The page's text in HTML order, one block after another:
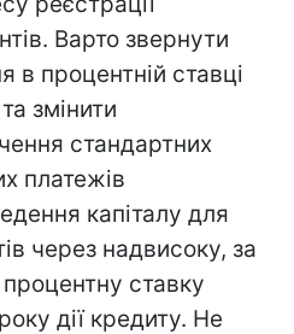
Варто звернути
в процентній ставці
змінити
стандартних
платежів
капіталу для
через надвисоку, за
ставку
дії кредиту. Не